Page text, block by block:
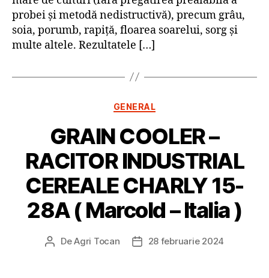
probei și metodă nedistructivă), precum grâu,
soia, porumb, rapiță, floarea soarelui, sorg și
multe altele. Rezultatele […]
Categorii
GENERAL
GRAIN COOLER –
RACITOR INDUSTRIAL
CEREALE CHARLY 15-
28A ( Marcold – Italia )
Autor
DeAgri Tocan
Dată28 februarie 2024